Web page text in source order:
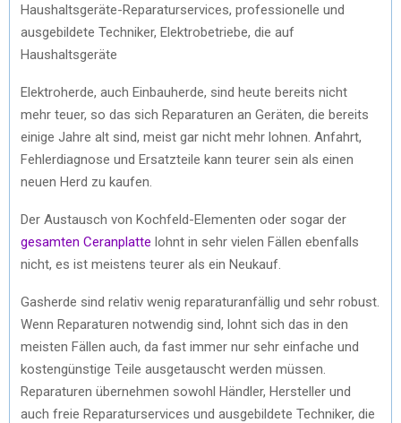
Haushaltsgeräte-Reparaturservices, professionelle und
ausgebildete Techniker, Elektrobetriebe, die auf
Haushaltsgeräte
Elektroherde, auch Einbauherde, sind heute bereits nicht
mehr teuer, so das sich Reparaturen an Geräten, die bereits
einige Jahre alt sind, meist gar nicht mehr lohnen. Anfahrt,
Fehlerdiagnose und Ersatzteile kann teurer sein als einen
neuen Herd zu kaufen.
Der Austausch von Kochfeld-Elementen oder sogar der
gesamten Ceranplatte lohnt in sehr vielen Fällen ebenfalls
nicht, es ist meistens teurer als ein Neukauf.
Gasherde sind relativ wenig reparaturanfällig und sehr robust.
Wenn Reparaturen notwendig sind, lohnt sich das in den
meisten Fällen auch, da fast immer nur sehr einfache und
kostengünstige Teile ausgetauscht werden müssen.
Reparaturen übernehmen sowohl Händler, Hersteller und
auch freie Reparaturservices und ausgebildete Techniker, die